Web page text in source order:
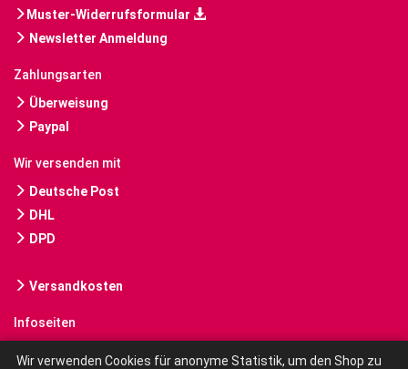
Muster-Widerrufsformular
Newsletter Anmeldung
Zahlungsarten
Überweisung
Paypal
Wir versenden mit
Deutsche Post
DHL
DPD
Versandkosten
Infoseiten
Wir verwenden Cookies für anonyme Statistik, um den Shop zu